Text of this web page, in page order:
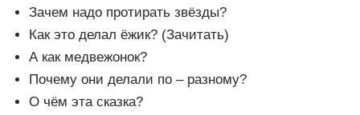
Зачем надо протирать звёзды?
Как это делал ёжик? (Зачитать)
А как медвежонок?
Почему они делали по – разному?
О чём эта сказка?